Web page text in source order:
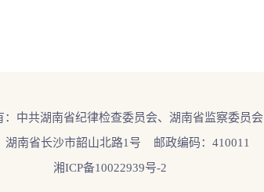
：中共湖南省纪律检查委员会、湖南省监察委员会
湖南省长沙市韶山北路1号 邮政编码：410011
湘ICP备10022939号-2